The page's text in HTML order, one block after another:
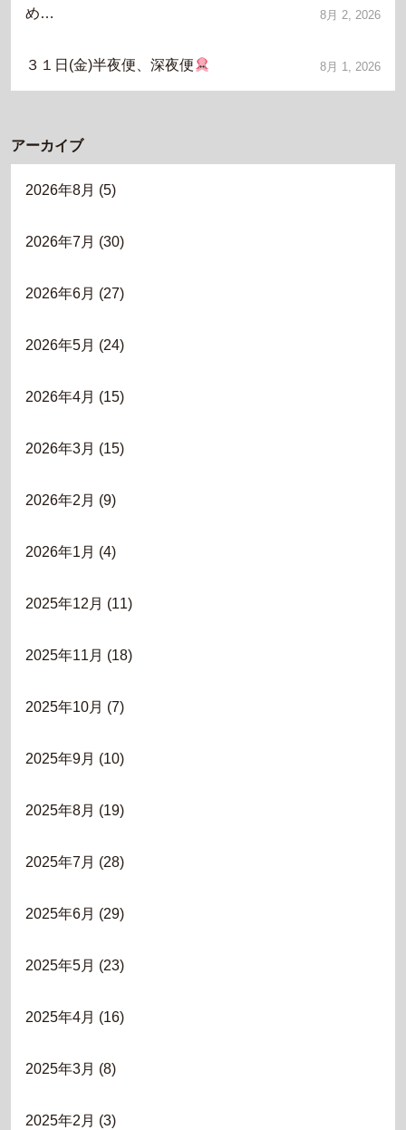
め… 8月 2, 2026
３１日(金)半夜便、深夜便 8月 1, 2026
アーカイブ
2026年8月 (5)
2026年7月 (30)
2026年6月 (27)
2026年5月 (24)
2026年4月 (15)
2026年3月 (15)
2026年2月 (9)
2026年1月 (4)
2025年12月 (11)
2025年11月 (18)
2025年10月 (7)
2025年9月 (10)
2025年8月 (19)
2025年7月 (28)
2025年6月 (29)
2025年5月 (23)
2025年4月 (16)
2025年3月 (8)
2025年2月 (3)